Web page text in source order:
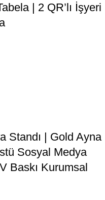
| 2 QR’lı İşyeri
Standı | Gold Ayna
Sosyal Medya
Baskı Kurumsal